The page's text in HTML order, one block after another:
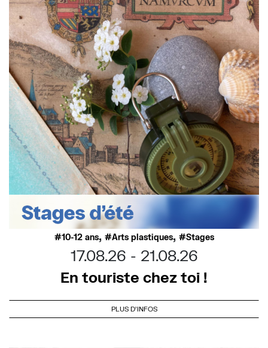
10-12 ans, Arts plastiques, Stages
17.08.26
21.08.26
En touriste chez toi !
PLUS D'INFOS